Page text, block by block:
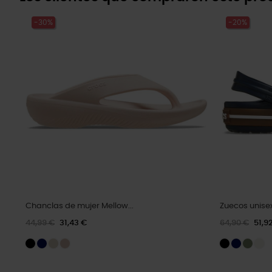
-30%
Chanclas de mujer Mellow...
44,99 € 31,43 €
-20%
Zuecos
64,90 €